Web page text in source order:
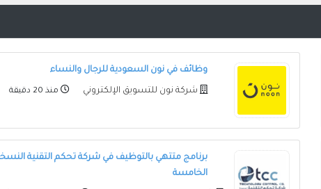
وظائف في نون السعودية للرجال والنساء
شركة نون للتسويق الإلكتروني منذ 20 دقيقة
برنامج متتهي بالتوظيف في شركة تحكم التقنية
الخامسة